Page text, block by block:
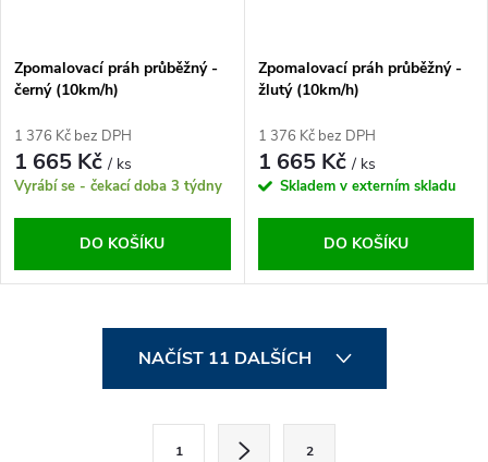
Zpomalovací práh průběžný -
černý (10km/h)
1 376 Kč bez DPH
1 665 Kč/ ks
Vyrábí se - čekací doba 3 týdny
DO KOŠÍKU
Zpomalovací práh průběžný -
žlutý (10km/h)
1 376 Kč bez DPH
1 665 Kč/ ks
Skladem v externím skladu
DO KOŠÍKU
NAČÍST 11 DALŠÍCH
1 2